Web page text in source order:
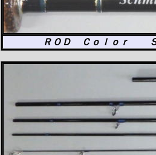
ＲＯＤ Ｃｏｌｏｒ